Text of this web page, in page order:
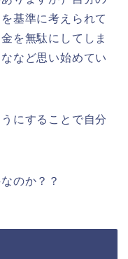
基準に考えられて
を無駄にしてしま
など思い始めてい
にすることで自分
のか？？